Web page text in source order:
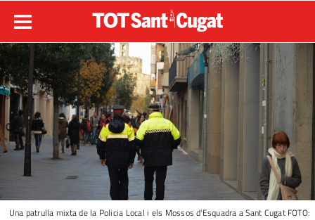
Una patrulla mixta de la Policia Local i els Mossos d'Esquadra a Sant Cugat FOTO: